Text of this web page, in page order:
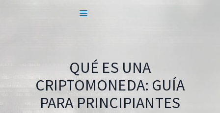
QUÉ ES UNA
CRIPTOMONEDA: GUÍA
PARA PRINCIPIANTES